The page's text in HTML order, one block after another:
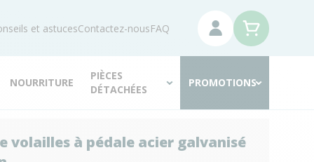
et astucesContactez-nousFAQ
NOURRITURE
PIÈCES
DÉTACHÉES
PROMOTIONS
volailles à pédale acier galvanisé